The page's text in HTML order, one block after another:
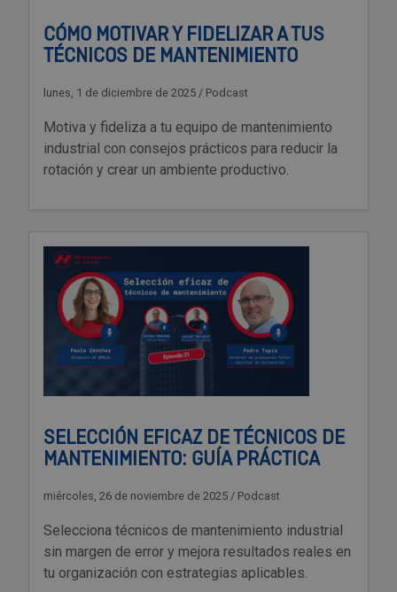
CÓMO MOTIVAR Y FIDELIZAR A TUS
TÉCNICOS DE MANTENIMIENTO
lunes, 1 de diciembre de 2025 / Podcast
Motiva y fideliza a tu equipo de mantenimiento
industrial con consejos prácticos para reducir la
rotación y crear un ambiente productivo.
SELECCIÓN EFICAZ DE TÉCNICOS DE
MANTENIMIENTO: GUÍA PRÁCTICA
miércoles, 26 de noviembre de 2025 / Podcast
Selecciona técnicos de mantenimiento industrial
sin margen de error y mejora resultados reales en
tu organización con estrategias aplicables.